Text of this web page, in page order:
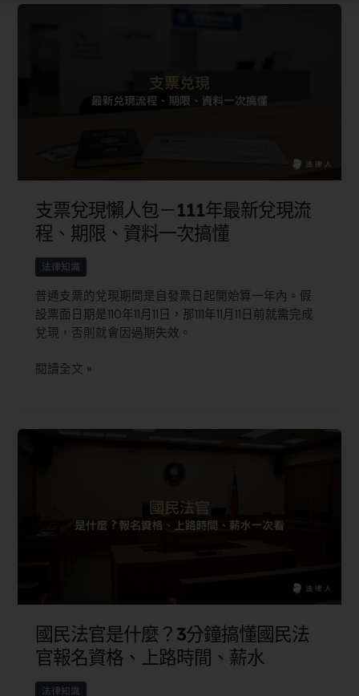
支票兌現懶人包－111年最新兌現流
程、期限、資料一次搞懂
法律知識
普通支票的兌現期間是自發票日起開始算一年內。假
設票面日期是110年11月11日，那111年11月11日前就需完成
兌現，否則就會因過期失效。
閱讀全文 »
國民法官是什麼？3分鐘搞懂國民法
官報名資格、上路時間、薪水
法律知識